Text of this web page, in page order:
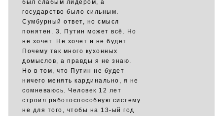
был слабым лидером, а
государство было сильным.
Сумбурный ответ, но смысл
понятен. 3. Путин может всё. Но
не хочет. Не хочет и не будет.
Почему так много кухонных
домыслов, а правды я не знаю.
Но в том, что Путин не будет
ничего менять кардинально, я не
сомневаюсь. Человек 12 лет
строил работоспособную систему
не для того, чтобы на 13-ый год